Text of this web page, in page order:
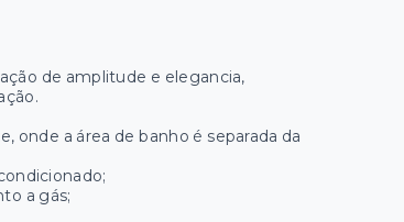
de amplitude e elegancia,
a área de banho é separada da
a gás;